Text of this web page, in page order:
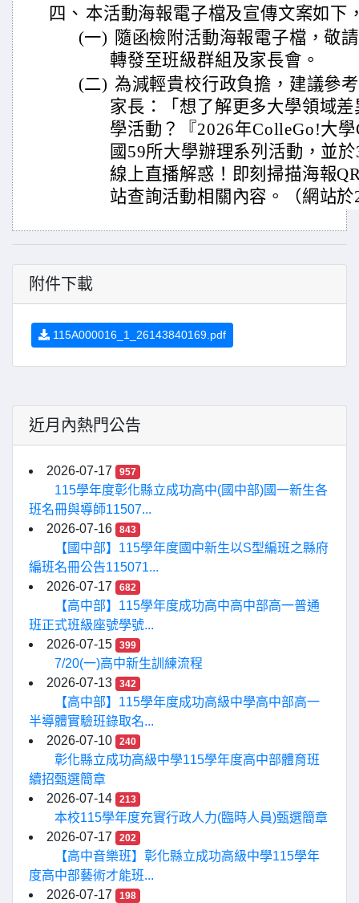
四、 本活動海報電子檔及宣傳文案如下
(一) 隨函檢附活動海報電子檔，敬
轉發至班級群組及家長會。
(二) 為減輕貴校行政負擔，建議參
家長：「想了解更多大學領域
學活動？『2026年ColleGo!大
國59所大學辦理系列活動，並
線上直播解惑！即刻掃描海報
站查詢活動相關內容。（網站
附件下載
115A000016_1_26143840169.pdf
近月內熱門公告
2026-07-17 957
115學年度彰化縣立成功高中(國中部)國一新生各
班名冊與導師11507...
2026-07-16
843
【國中部】115學年度國中新生以S型編班之縣府
編班名冊公告115071...
2026-07-17
682
【高中部】115學年度成功高中高中部高一普通
班正式班級座號學號...
2026-07-15
399
7/20(一)高中新生訓練流程
2026-07-13
342
【高中部】115學年度成功高級中學高中部高一
半導體實驗班錄取名...
2026-07-10
240
彰化縣立成功高級中學115學年度高中部體育班
續招甄選簡章
2026-07-14
213
本校115學年度充實行政人力(臨時人員)甄選簡章
2026-07-17
202
【高中音樂班】彰化縣立成功高級中學115學年
度高中部藝術才能班...
2026-07-17
198